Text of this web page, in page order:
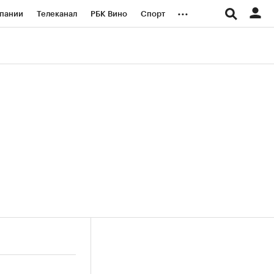
Телеканал РБК Вино Спорт ...